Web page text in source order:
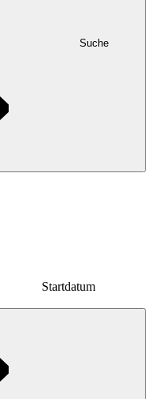
Suche
Startdatum